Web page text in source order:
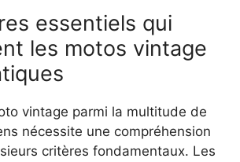
essentiels qui
les motos vintage
vintage parmi la multitude de
nécessite une compréhension
critères fondamentaux. Les